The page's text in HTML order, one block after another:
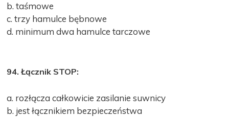
b. taśmowe
c. trzy hamulce bębnowe
d. minimum dwa hamulce tarczowe
94. Łącznik STOP:
a. rozłącza całkowicie zasilanie suwnicy
b. jest łącznikiem bezpieczeństwa